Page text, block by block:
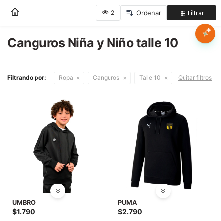
Nota:
este
web
incluye
de
Canguros Niña y Niño talle 10
Filtrando por: Ropa Canguros Talle 10 Quitar filtros
UMBRO
$1.790
PUMA
$2.790
Mujer
Hombre
Accesorios
Marcas
Novedades